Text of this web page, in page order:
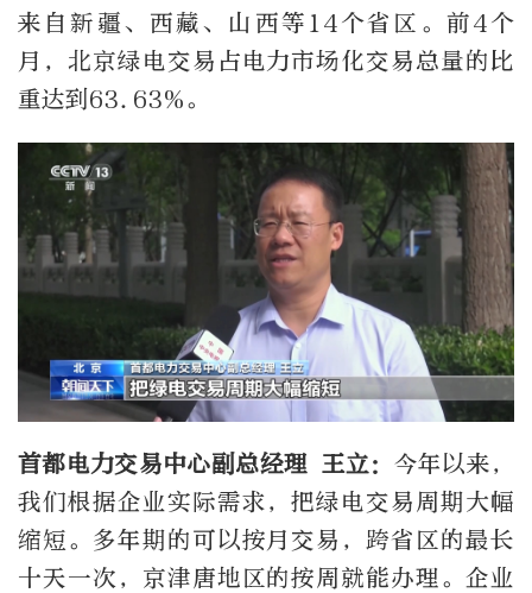
来自新疆、西藏、山西等14个省区。前4个
月，北京绿电交易占电力市场化交易总量的比
重达到63.63%。
首都电力交易中心副总经理 王立： 今年以来，
我们根据企业实际需求，把绿电交易周期大幅
缩短。多年期的可以按月交易，跨省区的最长
十天一次，京津唐地区的按周就能办理。企业